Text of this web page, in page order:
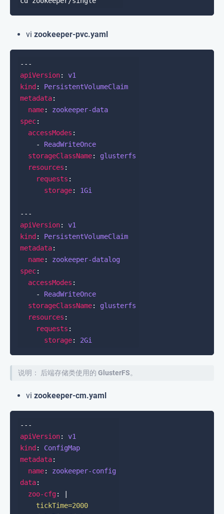
vi zookeeper-pvc.yaml
apiVersion: v1
kind : PersistentVolumeClaim
metadata
name: zookeeper-data
spec
accessModes
    -
ReadWriteOnce
storageClassName: glusterfs
resources
requests
storage: 1Gi
apiVersion: v1
kind : PersistentVolumeClaim
metadata
name: zookeeper-datalog
spec
accessModes
    -
ReadWriteOnce
storageClassName: glusterfs
resources
requests
storage: 2Gi
说明： 后端存储类使用的 GlusterFS。
vi zookeeper-cm.yaml
apiVersion: v1
kind : ConfigMap
metadata
name: zookeeper-config
data
zoo-cfg: |